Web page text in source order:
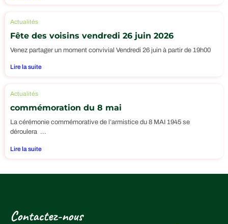
Actualités
Fête des voisins vendredi 26 juin 2026
Venez partager un moment convivial Vendredi 26 juin à partir de 19h00
Lire la suite
Actualités
commémoration du 8 mai
La cérémonie commémorative de l’armistice du 8 MAI 1945 se
déroulera ...
Lire la suite
Contactez-nous